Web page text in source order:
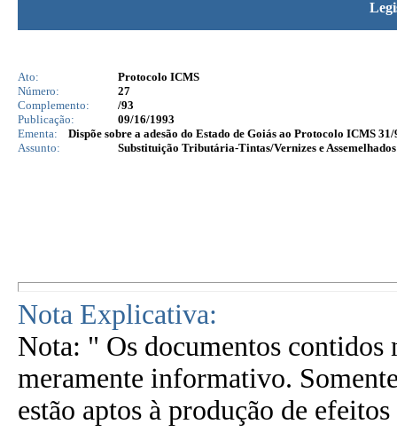
Ato:
Protocolo ICMS
Número:
27
Complemento:
/93
Publicação:
09/16/1993
Ementa:
Dispõe sobre a adesão do Estado de Goiás ao Protocolo ICMS
Assunto:
Substituição Tributária-Tintas/Vernizes e
Nota Explicativa:
Nota: " Os documentos contidos
meramente informativo.
estão aptos à produção de